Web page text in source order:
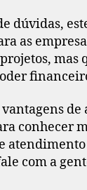
dúvidas,
as
mas
vantagens de
conhecer
com a